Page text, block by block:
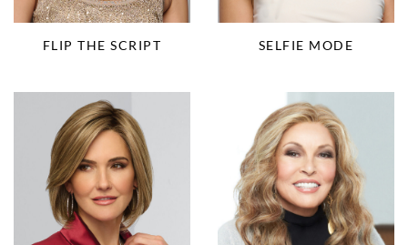
FLIP THE SCRIPT SELFIE MODE